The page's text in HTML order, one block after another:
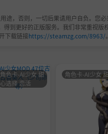
途，否则，一切后果请用户自负。您
到更好的正版服务。我们非常重视版
下载链接https://steamzg.com/8963/。
角色卡-AI少女 甜
心选择 恋活
角色卡-AI少女